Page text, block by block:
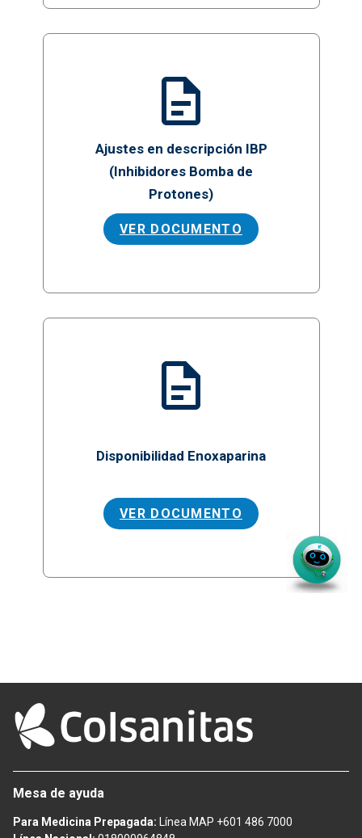
Ajustes en descripción IBP
(Inhibidores Bomba de
Protones)
VER DOCUMENTO
Disponibilidad Enoxaparina
VER DOCUMENTO
Mesa de ayuda
Para Medicina Prepagada: Línea MAP +601 486 7000